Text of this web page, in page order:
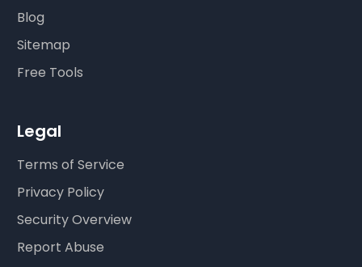
Blog
Sitemap
Free Tools
Legal
Terms of Service
Privacy Policy
Security Overview
Report Abuse